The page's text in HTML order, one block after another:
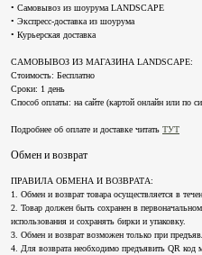
• Самовывоз из шоурума LANDSCAPE
• Экспресс-доставка из шоурума
• Курьерская доставка
САМОВЫВОЗ ИЗ МАГАЗИНА LANDSCAPE:
Стоимость: Бесплатно
Сроки: 1 день
Способ оплаты: на сайте (картой онлайн или по
Подробнее об оплате и доставке читать ТУТ
Обмен и возврат
ПРАВИЛА ОБМЕНА И ВОЗВРАТА:
1. Обмен и возврат товара осуществляется в
2. Товар должен быть сохранен в
использования и сохранять бирки и упаковку.
3. Обмен и возврат возможен только при
4. Для возврата необходимо предъявить QR код
КАТАЛОГ
Lookbook
ПОКУПАТЕЛЯМ
О бренде
Подписаться на рассылку
Публичная оферта
Уход за изделиями
Имя